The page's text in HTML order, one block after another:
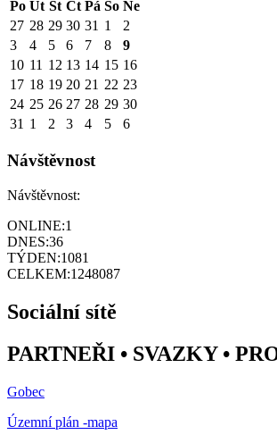
Po Út St Čt Pá So Ne
27 28 29 30 31 1
2
3
4 5 6 7 8
9
10 11 12 13 14 15 16
17 18 19 20 21 22 23
24 25 26 27 28 29 30
31 1 2 3 4 5 6
Návštěvnost
Návštěvnost:
ONLINE:1
DNES:36
TÝDEN:1081
CELKEM:1248087
Sociální sítě
PARTNEŘI • SVAZKY •
Gobec
Územní plán -mapa